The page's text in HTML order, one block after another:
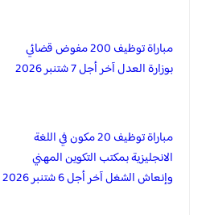
مباراة توظيف 200 مفوض قضائي
بوزارة العدل آخر أجل 7 شتنبر 2026
مباراة توظيف 20 مكون في اللغة
الانجليزية بمكتب التكوين المهني
وإنعاش الشغل آخر أجل 6 شتنبر 2026